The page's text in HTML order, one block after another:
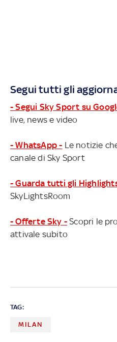
Segui tutti gli
- Segui Sky Sport su
live, news e video
- WhatsApp - Le notizie
canale di Sky Sport
- Guarda tutti gli
SkyLightsRoom
- Offerte Sky - Scopri le
attivale subito
TAG:
MILAN